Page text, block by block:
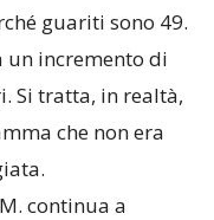
guariti sono 49.
incremento di
Si tratta, in realtà,
che non era
continua a